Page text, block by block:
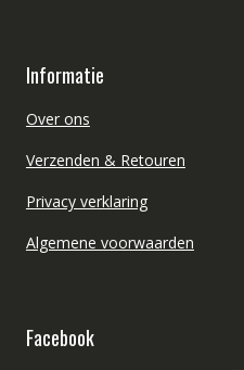
Informatie
Over ons
Verzenden & Retouren
Privacy verklaring
Algemene voorwaarden
Facebook